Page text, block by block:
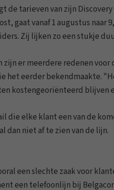
de tarieven van zijn
gaat vanaf 1 augustus naar
Zij lijken zo een stukje
zijn er meerdere redenen
het eerder bekendmaakte.
kostengeoriënteerd blijven
die elke klant een van de
dan niet af te zien van de lijn.
een slechte zaak voor
een telefoonlijn bij